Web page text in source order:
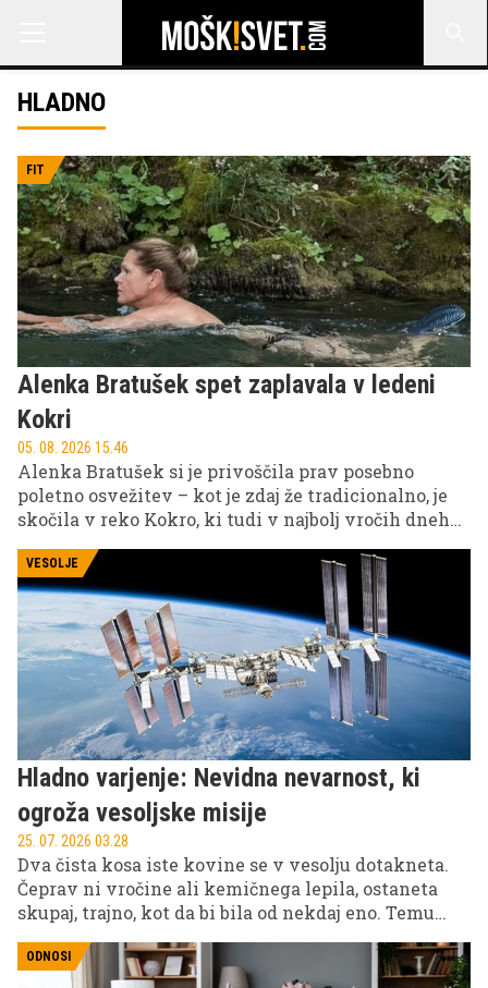
HLADNO
FIT
Alenka Bratušek spet zaplavala v ledeni
Kokri
05. 08. 2026 15.46
Alenka Bratušek si je privoščila prav posebno
poletno osvežitev – kot je zdaj že tradicionalno, je
skočila v reko Kokro, ki tudi v najbolj vročih dneh
VESOLJE
Hladno varjenje: Nevidna nevarnost, ki
ogroža vesoljske misije
25. 07. 2026 03.28
Dva čista kosa iste kovine se v vesolju dotakneta.
Čeprav ni vročine ali kemičnega lepila, ostaneta
skupaj, trajno, kot da bi bila od nekdaj eno. Temu
pravimo hladno varjenje, po angleško cold welding.
Na Zemlji nas pred njim varuje zrak, v vakuumu pa
ODNOSI